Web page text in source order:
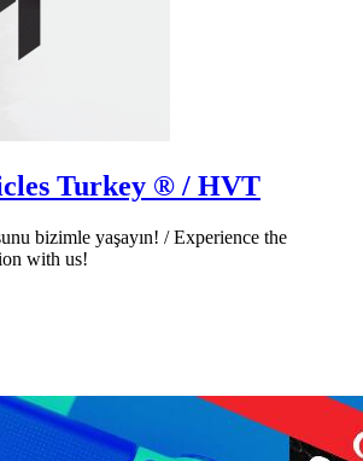
Turkey ® / HVT
bizimle yaşayın! / Experience the
with us!